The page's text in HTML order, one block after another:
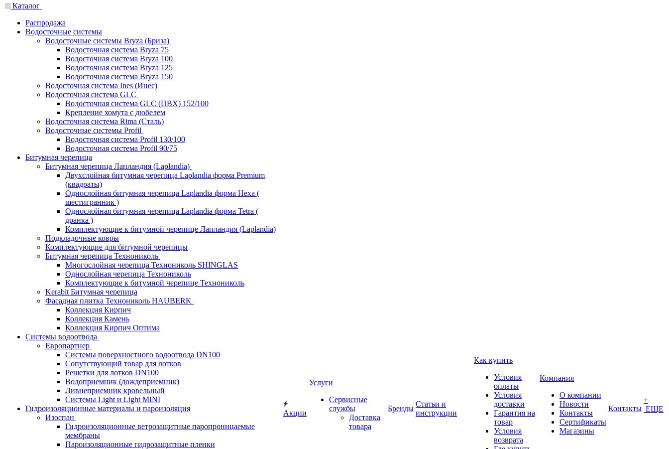
Каталог
Распродажа
Водосточные системы
Водосточные системы Bryza (Бриза)
Водосточная система Bryza 75
Водосточная система Bryza 100
Водосточная система Bryza 125
Водосточная система Bryza 150
Водосточная система Ines (Инес)
Водосточная система GLC
Водосточная система GLC (ПВХ) 152/100
Крепление хомута с дюбелем
Водосточная система Rima (Сталь)
Водосточные системы Profil
Водосточная система Profil 130/100
Водосточная система Profil 90/75
Битумная черепица
Битумная черепица Лапландия (Laplandia)
Двухслойная битумная черепица Laplandia форма Premium
(квадраты)
Однослойная битумная черепица Laplandia форма Hexa (
шестигранник )
Однослойная битумная черепица Laplandia форма Tetra (
дранка )
Комплектующие к битумной черепице Лапландия (Laplandia)
Подкладочные ковры
Комплектующие для битумной черепицы
Битумная черепица Технониколь
Многослойная черепица Технониколь SHINGLAS
Однослойная черепица Технониколь
Комплектующие к битумной черепице Технониколь
Kerabit Битумная черепица
Фасадная плитка Технониколь HAUBERK
Кол​лекция Кирпич
Кол​лекция Камень
Коллекция Кирпич Оптима
Системы водоотвода
Европартнер
Системы поверхностного водоотвода DN100
Сопутствующий товар для лотков
Решетки для лотков DN100
Водоприемник (дождеприемник)
Ливнеприемник кровельный
Системы Light и Light MINI
Гидроизоляционные материалы и пароизоляция
Изоспан
Гидроизоляционные ветрозащитные паропроницаемые
мембраны
Пароизоляционные гидрозащитные пленки
Акции
Услуги
Сервисные
службы
Доставка
товара
Бренды
Статьи и
инструкции
Как купить
Условия
оплаты
Условия
доставки
Гарантия на
товар
Условия
возврата
Компания
О компании
Новости
Контакты
Сертификаты
Магазины
Контакты
+
ЕЩЕ